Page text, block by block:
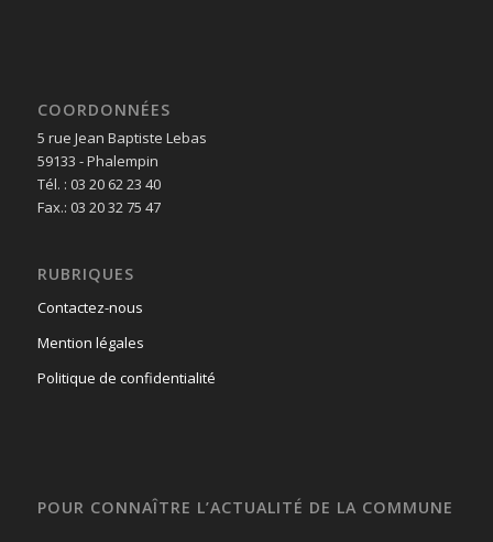
COORDONNÉES
5 rue Jean Baptiste Lebas
59133 - Phalempin
Tél. : 03 20 62 23 40
Fax.: 03 20 32 75 47
RUBRIQUES
Contactez-nous
Mention légales
Politique de confidentialité
POUR CONNAÎTRE L’ACTUALITÉ DE LA COMMUNE